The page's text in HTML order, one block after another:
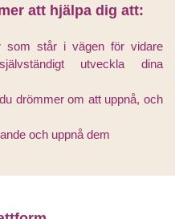
att hjälpa dig att:
som står i vägen för vidare
utveckla dina
drömmer om att uppnå, och
och uppnå dem